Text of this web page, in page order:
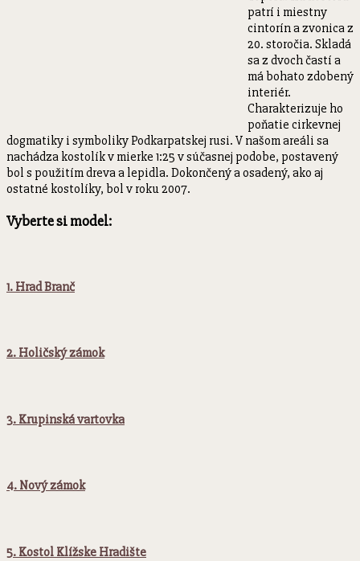
patrí i miestny
cintorín a zvonica z
20. storočia. Skladá
sa z dvoch častí a
má bohato zdobený
interiér.
Charakterizuje ho
poňatie cirkevnej
dogmatiky i symboliky Podkarpatskej rusi. V našom areáli sa
nachádza kostolík v mierke 1:25 v súčasnej podobe, postavený
bol s použitím dreva a lepidla. Dokončený a osadený, ako aj
ostatné kostolíky, bol v roku 2007.
Vyberte si model:
1. Hrad Branč
2. Holičský zámok
3. Krupinská vartovka
4. Nový zámok
5. Kostol Klížske Hradište